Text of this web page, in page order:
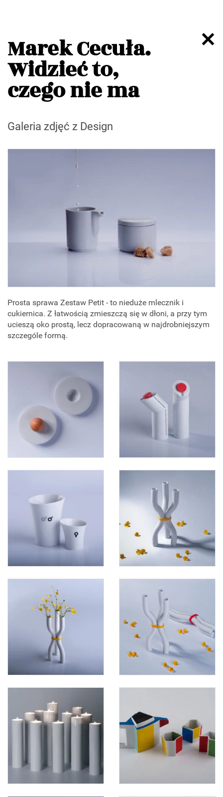
Marek Cecuła.
Widzieć to,
czego nie ma
Galeria zdjęć z Design
Prosta sprawa Zestaw Petit - to nieduże mlecznik i
cukiernica. Z łatwością zmieszczą się w dłoni, a przy tym
ucieszą oko prostą, lecz dopracowaną w najdrobniejszym
szczególe formą.